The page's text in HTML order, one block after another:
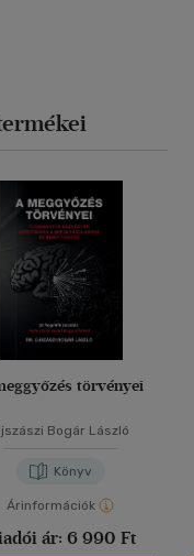
törvényei
Bogár László
Könyv
Árinformációk
ár: 6 990 Ft